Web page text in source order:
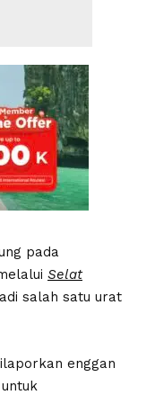
pada
Selat
salah satu urat
enggan